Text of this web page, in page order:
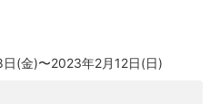
、幻想的でまたユーモアをもっ
人間が融合した人物が登場し、
日(金)〜2023年2月12日(日)